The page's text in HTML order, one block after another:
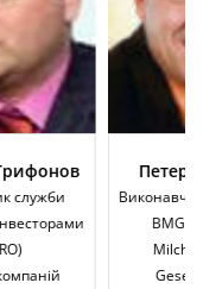
Петер
Виконавчий
BMG